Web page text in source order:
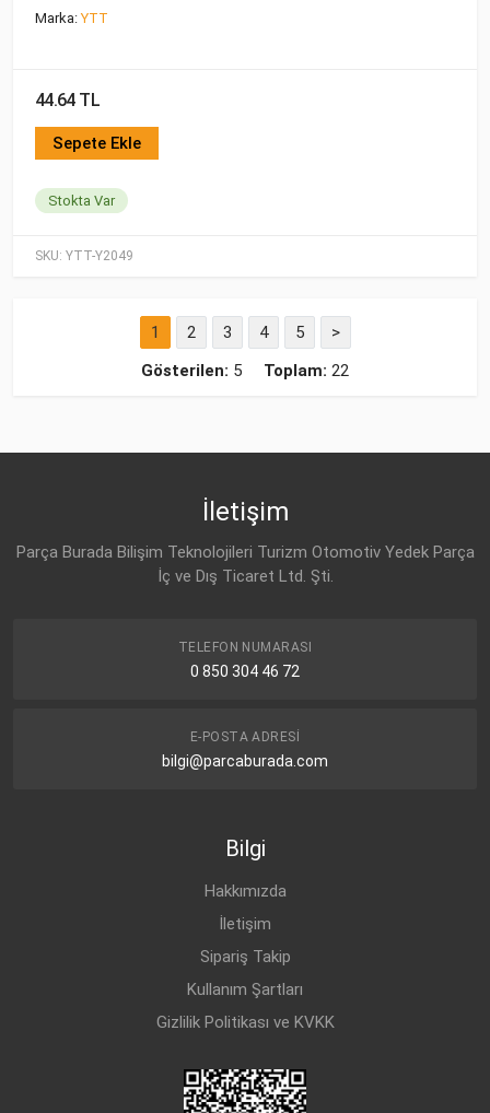
SKU: YTT-Y2049
Marka:YTT
44.64 TL
Sepete Ekle
Stokta Var
1 2 3 4 5
>
Gösterilen: 5 Toplam: 22
İletişim
Parça Burada Bilişim Teknolojileri Turizm Otomotiv Yedek Parça
İç ve Dış Ticaret Ltd. Şti.
TELEFON NUMARASI
0 850 304 46 72
E-POSTA ADRESI
bilgi@parcaburada.com
Bilgi
Hakkımızda
İletişim
Sipariş Takip
Kullanım Şartları
Gizlilik Politikası ve KVKK